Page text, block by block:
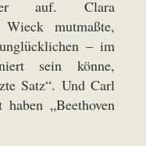
auf. Clara
mutmaßte,
– im
sein könne,
Satz“. Und Carl
„Beethoven